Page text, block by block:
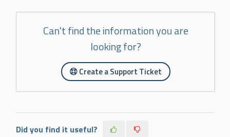
Can't find the information you are
looking for?
Create a Support Ticket
Did you find it useful?